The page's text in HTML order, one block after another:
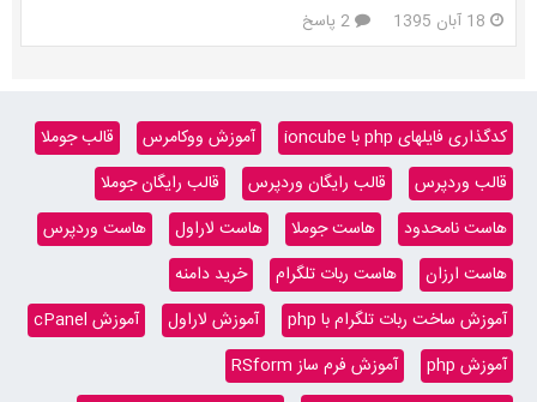
18 آبان 1395
کدگذاری فایلهای php با ioncube آموزش ووکامرس
قالب جوملا
قالب وردپرس
قالب رایگان وردپرس
قالب رایگان جوملا
هاست نامحدود
هاست جوملا هاست لاراول
هاست وردپرس
هاست ارزان
هاست ربات تلگرام
خرید دامنه
آموزش ساخت ربات تلگرام با php
آموزش لاراول
آموزش cPanel
آموزش php
آموزش فرم ساز RSform